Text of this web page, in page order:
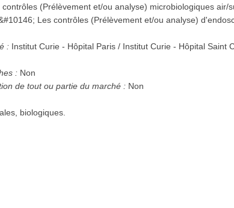
: Institut Curie - Hôpital Paris / Institut Curie - Hôpital Saint
: Non
de tout ou partie du marché : Non
biologiques.